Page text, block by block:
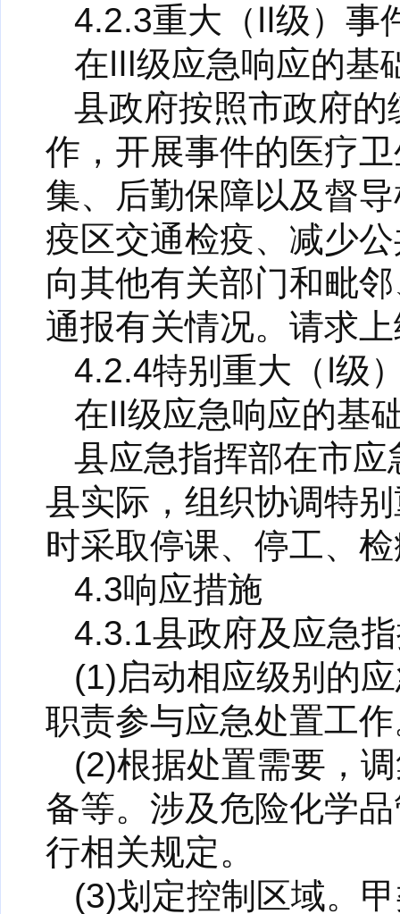
4.2.3重大（Ⅱ级）事
在Ⅲ级应急响应的基
县政府按照市政府
作，开展事件的医疗
集、后勤保障以及督
疫区交通检疫、减少
向其他有关部门和毗
通报有关情况。请求
4.2.4特别重大（Ⅰ级
在Ⅱ级应急响应的基
县应急指挥部在市
县实际，组织协调特
时采取停课、停工、
4.3响应措施
4.3.1县政府及应急
(1)启动相应级别的
职责参与应急处置工
(2)根据处置需要，
备等。涉及危险化学
行相关规定。
(3)划定控制区域。